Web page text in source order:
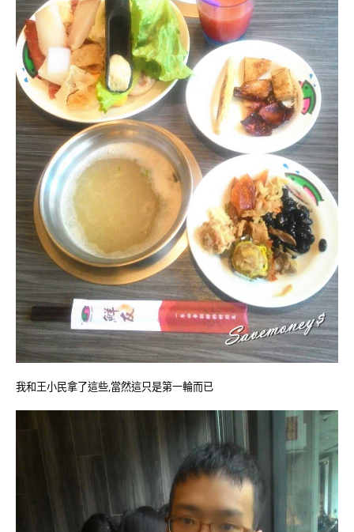
我和王小民拿了這些,當然這只是第一輪而已